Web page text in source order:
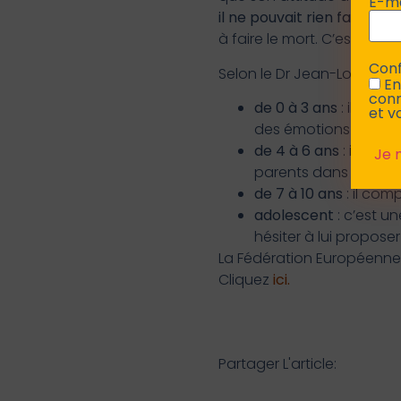
il ne pouvait rien faire
à faire le mort. C’est sa
Selon le Dr Jean-Louis
de 0 à 3 ans : il n’a
des émotions de
de 4 à 6 ans : il a
parents dans la
de 7 à 10 ans : il
adolescent : c’est
hésiter à lui
La Fédération
Cliquez ici.
et
Partager L'article: